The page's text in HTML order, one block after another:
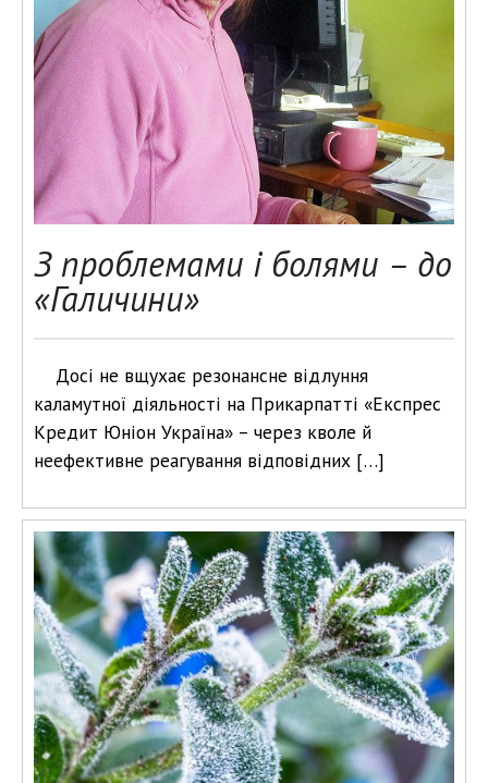
З проблемами і болями – до
«Галичини»
Досі не вщухає резонансне відлуння
каламутної діяльності на Прикарпатті «Експрес
Кредит Юніон Україна» – через кволе й
неефективне реагування відповідних […]